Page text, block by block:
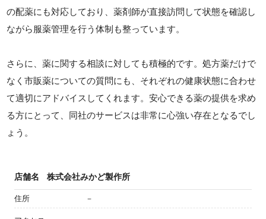
の配薬にも対応しており、薬剤師が直接訪問して状態を確認し
ながら服薬管理を行う体制も整っています。
さらに、薬に関する相談に対しても積極的です。処方薬だけで
なく市販薬についての質問にも、それぞれの健康状態に合わせ
て適切にアドバイスしてくれます。安心できる薬の提供を求め
る方にとって、同社のサービスは非常に心強い存在となるでし
ょう。
店舗名 株式会社みかど製作所
住所 －